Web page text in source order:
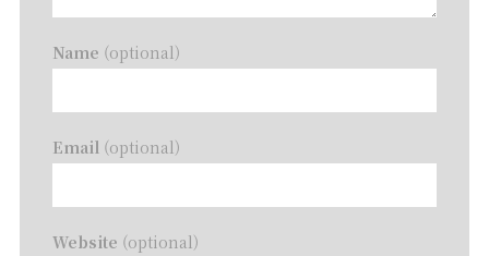
Name (optional)
Email (optional)
Website (optional)